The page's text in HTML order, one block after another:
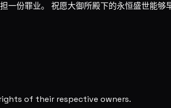
份罪业。 祝愿大御所殿下的永恒盛世能够
of their respective owners.